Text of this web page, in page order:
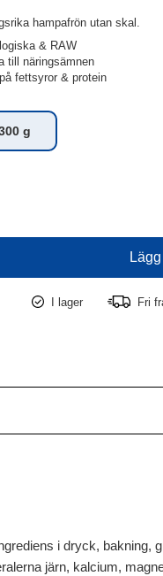
hampafrön utan skal.
& RAW
till näringsämnen
fettsyror & protein
g
I lager Fri
i dryck, bakning,
järn, kalcium,